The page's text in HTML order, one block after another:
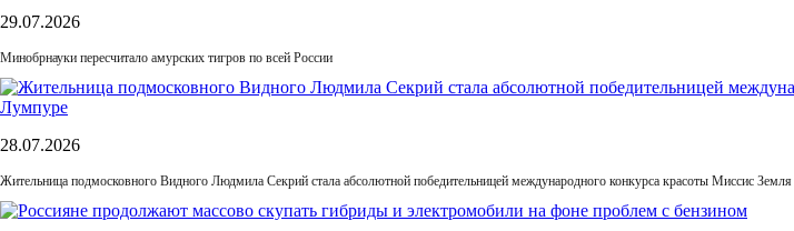
29.07.2026
Минобрнауки пересчитало амурских тигров по всей России
28.07.2026
Жительница подмосковного Видного Людмила Секрий стала абсолютной победительницей международного конкурса красоты Миссис